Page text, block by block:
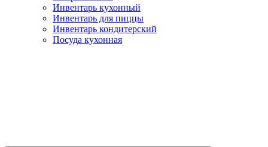
Инвентарь кухонный
Инвентарь для пиццы
Инвентарь кондитерский
Посуда кухонная